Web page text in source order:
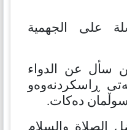
على الجهمية
سأل عن الدواء
ڕاسكردنەوەو
دەكات.
الصلاة والسلام